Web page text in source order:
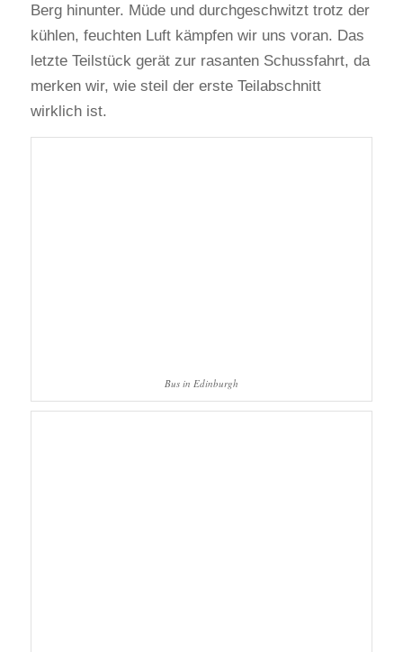
Berg hinunter. Müde und durchgeschwitzt trotz der
kühlen, feuchten Luft kämpfen wir uns voran. Das
letzte Teilstück gerät zur rasanten Schussfahrt, da
merken wir, wie steil der erste Teilabschnitt
wirklich ist.
Bus in Edinburgh